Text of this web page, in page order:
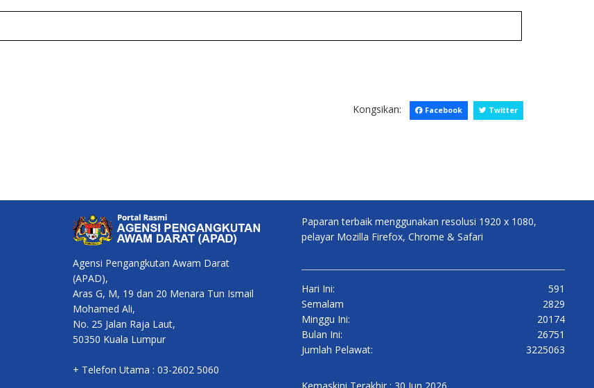
Kongsikan: Facebook Twitter
Agensi Pengangkutan Awam Darat
(APAD),
Aras G, M, 19 dan 20 Menara Tun Ismail
Mohamed Ali,
No. 25 Jalan Raja Laut,
50350 Kuala Lumpur
+ Telefon Utama : 03-2602 5060
Paparan terbaik menggunakan resolusi 1920 x 1080,
pelayar Mozilla Firefox, Chrome & Safari
Hari Ini:
591
Semalam
2829
Minggu Ini:
20174
Bulan Ini:
26751
Jumlah Pelawat:
3225063